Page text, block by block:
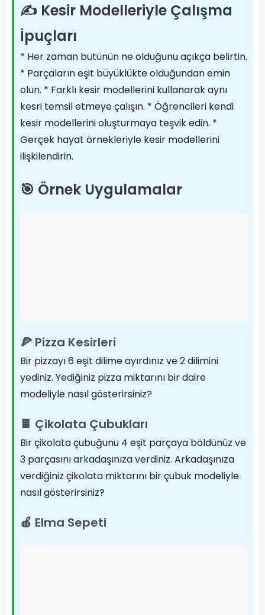
✍️ Kesir Modelleriyle Çalışma
İpuçları
* Her zaman bütünün ne olduğunu açıkça belirtin.
* Parçaların eşit büyüklükte olduğundan emin
olun. * Farklı kesir modellerini kullanarak aynı
kesri temsil etmeye çalışın. * Öğrencileri kendi
kesir modellerini oluşturmaya teşvik edin. *
Gerçek hayat örnekleriyle kesir modellerini
ilişkilendirin.
🎯 Örnek Uygulamalar
🍕 Pizza Kesirleri
Bir pizzayı 6 eşit dilime ayırdınız ve 2 dilimini
yediniz. Yediğiniz pizza miktarını bir daire
modeliyle nasıl gösterirsiniz?
🍫 Çikolata Çubukları
Bir çikolata çubuğunu 4 eşit parçaya böldünüz ve
3 parçasını arkadaşınıza verdiniz. Arkadaşınıza
verdiğiniz çikolata miktarını bir çubuk modeliyle
nasıl gösterirsiniz?
🍎 Elma Sepeti